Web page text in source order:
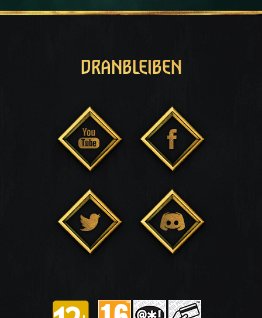
DRANBLEIBEN